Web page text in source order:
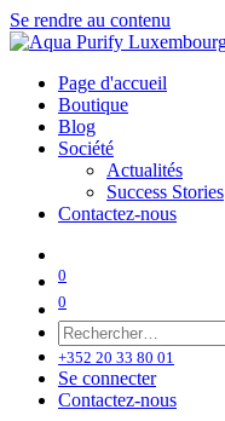
Se rendre au contenu
Page d'accueil
Boutique
Blog
Société
Actualités
Success Stories
Contactez-nous
0
0
+352 20 33 80 01
Se connecter
Contactez-nous